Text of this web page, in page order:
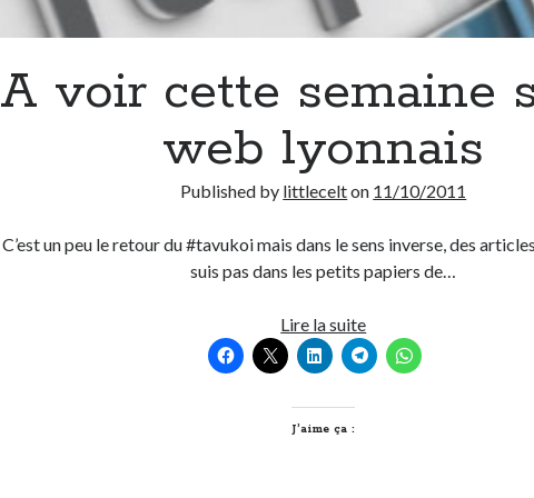
A voir cette semaine
web lyonnais
Published by littlecelton 11/10/2011
C’est un peu le retour du #tavukoi mais dans le sens inverse, des
suis pas dans les petits papiers de…
Lire la suiteA
voir
cette
J’aime ça :